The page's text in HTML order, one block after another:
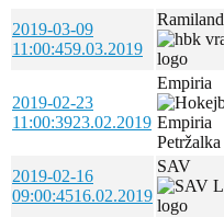
2019-03-09
11:00:459.03.2019
Ramiland
2019-02-23
11:00:3923.02.2019
Empiria
2019-02-16
09:00:4516.02.2019
SAV